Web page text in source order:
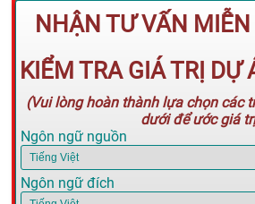
NHẬN TƯ VẤN
KIỂM TRA GIÁ TRỊ DỰ
(Vui lòng hoàn thành lựa chọn các
dưới để ước giá
Ngôn ngữ nguồn
Ngôn ngữ đích